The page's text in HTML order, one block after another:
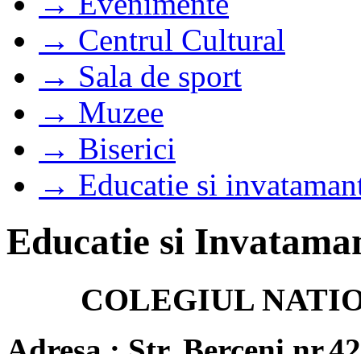
→ Centrul Cultural
→ Sala de sport
→ Muzee
→ Biserici
→ Educatie si
Educatie si
COLEGIUL